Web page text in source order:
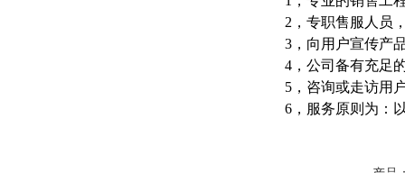
2，专职售服人员
3，向用户宣传产
4，公司备有充足
5，咨询或走访用
6，服务原则为：